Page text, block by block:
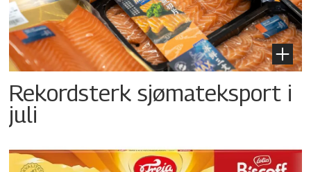
Rekordsterk sjømateksport i
juli